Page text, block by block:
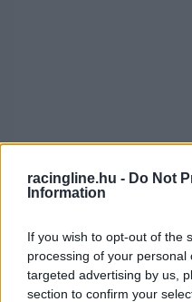
racingline.hu - Do Not
Information
If you wish to opt-out of the
processing of your
targeted advertising by us,
section to confirm your
Márquez, aki tavalyi
magasra helyezte
kívánságlistáján –
alapján idén sem fog